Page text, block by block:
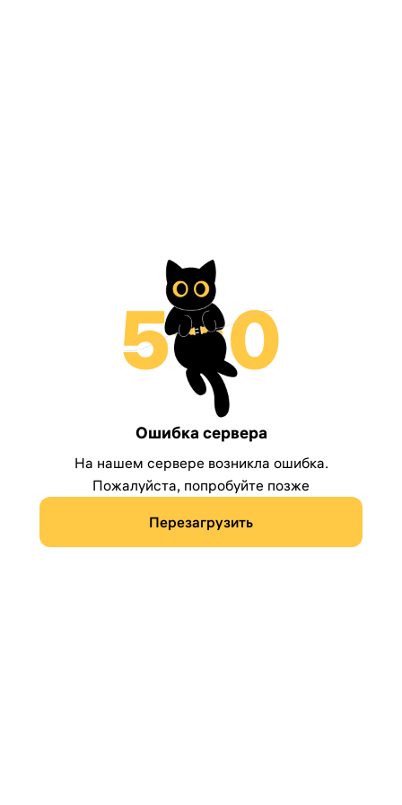
Ошибка сервера
На нашем сервере возникла ошибка.
Пожалуйста, попробуйте позже
Перезагрузить